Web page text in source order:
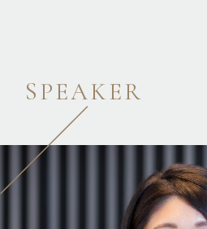
SPEAKER